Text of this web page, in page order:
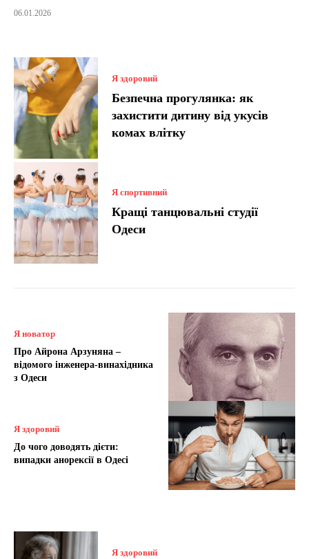
06.01.2026
Я здоровий
Безпечна прогулянка: як
захистити дитину від укусів
комах влітку
Я спортивний
Кращі танцювальні студії
Одеси
Я новатор
Про Айрона Арзуняна –
відомого інженера-винахідника
з Одеси
Я здоровий
До чого доводять дієти:
випадки анорексії в Одесі
Я здоровий